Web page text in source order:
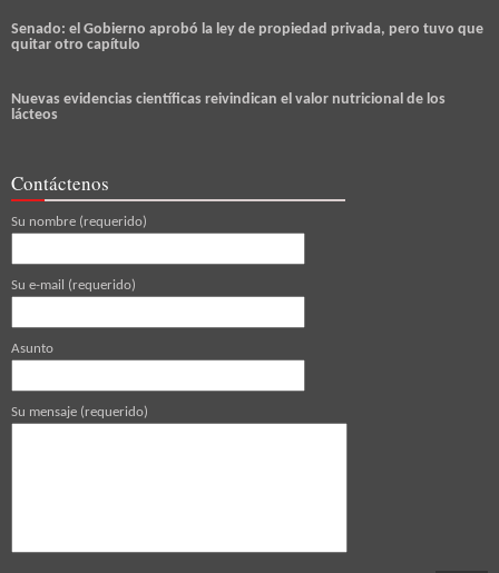
Senado: el Gobierno aprobó la ley de propiedad privada, pero tuvo que
quitar otro capítulo
Nuevas evidencias científicas reivindican el valor nutricional de los
lácteos
Contáctenos
Su nombre (requerido)
Su e-mail (requerido)
Asunto
Su mensaje (requerido)